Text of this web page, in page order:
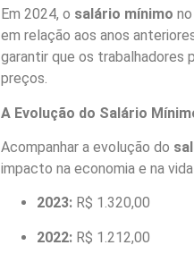
Em 2024, o salário mínimo
em relação aos anos
garantir que os trabalhadores
preços.
A Evolução do Salário
Acompanhar a evolução do
impacto na economia e na
2023:R$ 1.320,00
2022:R$ 1.212,00